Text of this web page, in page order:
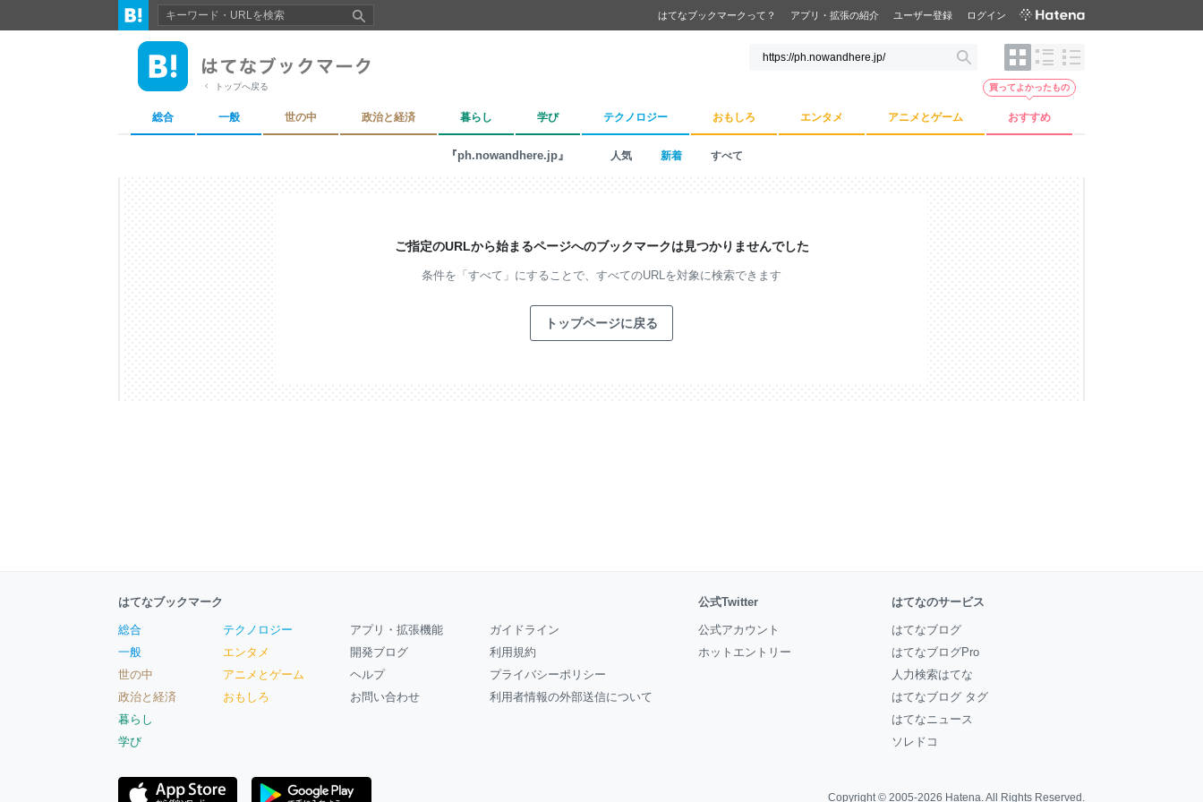
はてなブックマークって？ アプリ・拡張の紹介 ユーザー登録 ログイン
トップへ戻る
総合 一般 世の中 政治と経済 暮らし 学び テクノロジー おもしろ エンタメ アニメとゲーム おすすめ
買ってよかったもの
『ph.nowandhere.jp』 人気 新着 すべて
ご指定のURLから始まるページへのブックマークは見つかりませんでした
条件を「すべて」にすることで、 すべてのURLを対象に検索できます
トップページに戻る
はてなブックマーク
総合
一般
世の中
政治と経済
暮らし
学び
テクノロジー
エンタメ
アニメとゲーム
おもしろ
アプリ・拡張機能
開発ブログ
ヘルプ
お問い合わせ
ガイドライン
利用規約
プライバシーポリシー
利用者情報の外部送信について
公式Twitter
公式アカウント
ホットエントリー
はてなのサービス
はてなブログ
はてなブログPro
人力検索はてな
はてなブログ タグ
はてなニュース
ソレドコ
Copyright © 2005-2026 Hatena. All Rights Reserved.